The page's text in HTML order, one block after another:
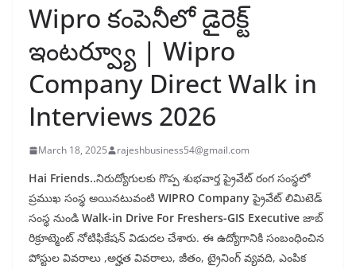
Wipro కంపెనీలో డైరెక్ట్
ఇంటర్వ్యూ | Wipro
Company Direct Walk in
Interviews 2026
March 18, 2025 rajeshbusiness54@gmail.com
Hai Friends..నిరుద్యోగులకు గొప్ప శుభవార్త ప్రైవేట్ రంగ సంస్థలో
ప్రముఖ సంస్థ అయినటువంటి WIPRO Companyప్రైవేట్ లిమిటెడ్
సంస్థ నుండి Walk-in Drive For Freshers-GIS Executive జాబ్
రిక్రూట్మెంట్ నోటిఫికేషన్ విడుదల చేశారు. ఈ ఉద్యోగానికి సంబంధించిన
పోస్టుల వివరాలు ,అర్హత వివరాలు, జీతం, ట్రైనింగ్ వ్యవది, ఎంపిక